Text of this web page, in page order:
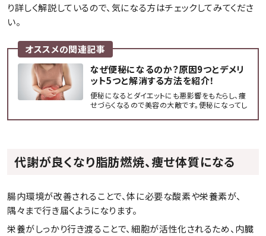
り詳しく解説しているので、気になる方はチェックしてみてくださ
い。
オススメの関連記事
なぜ便秘になるのか？原因9つとデメリ
ット5つと解消する方法を紹介！
便秘になるとダイエットにも悪影響をもたらし、痩
せづらくなるので美容の大敵です。便秘になってし
解消する方法をご紹介します。
代謝が良くなり脂肪燃焼、痩せ体質になる
腸内環境が改善されることで、体に必要な酸素や栄養素が、
隅々まで行き届くようになります。
栄養がしっかり行き渡ることで、細胞が活性化されるため、内臓